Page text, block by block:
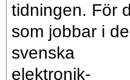
tidningen. För
som jobbar i
svenska
elektronik­